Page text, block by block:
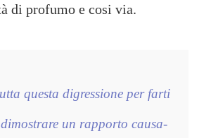
di profumo e cosi via.
questa digressione per farti
un rapporto causa-